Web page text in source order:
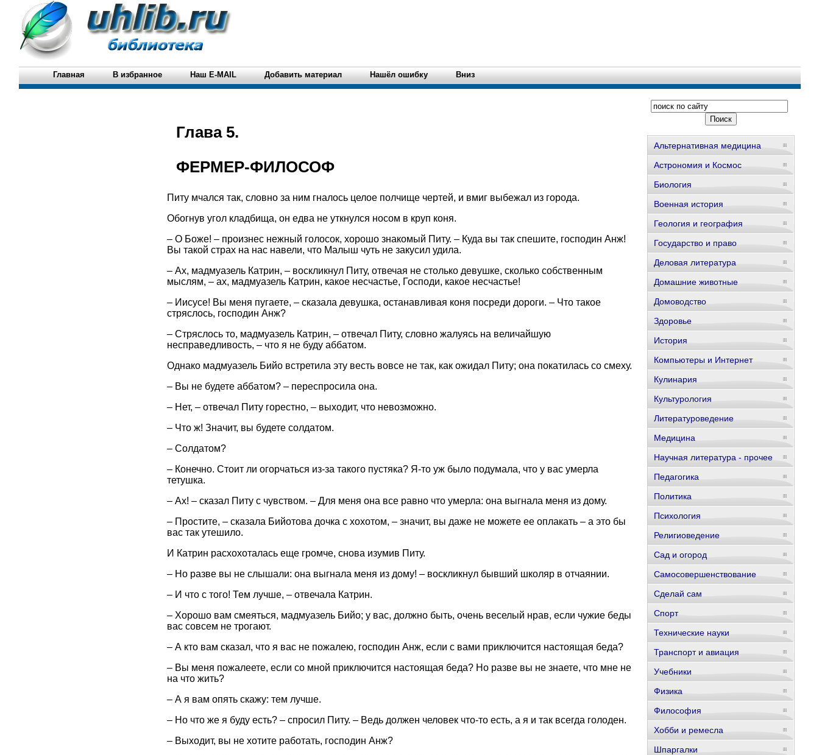
Главная В избранное Наш E-MAIL Добавить материал Нашёл ошибку Вниз
Глава 5.
ФЕРМЕР-ФИЛОСОФ
Питу мчался так, словно за ним гналось целое полчище чертей, и вмиг выбежал из города.
Обогнув угол кладбища, он едва не уткнулся носом в круп коня.
– О Боже! – произнес нежный голосок, хорошо знакомый Питу. – Куда вы так спешите, господин Анж!
Вы такой страх на нас навели, что Малыш чуть не закусил удила.
– Ах, мадмуазель Катрин, – воскликнул Питу, отвечая не столько девушке, сколько собственным
мыслям, – ах, мадмуазель Катрин, какое несчастье, Господи, какое несчастье!
– Иисусе! Вы меня пугаете, – сказала девушка, останавливая коня посреди дороги. – Что такое
стряслось, господин Анж?
– Стряслось то, мадмуазель Катрин, – отвечал Питу, словно жалуясь на величайшую
несправедливость, – что я не буду аббатом.
Однако мадмуазель Бийо встретила эту весть вовсе не так, как ожидал Питу; она покатилась со смеху.
– Вы не будете аббатом? – переспросила она.
– Нет, – отвечал Питу горестно, – выходит, что невозможно.
– Что ж! Значит, вы будете солдатом.
– Солдатом?
– Конечно. Стоит ли огорчаться из-за такого пустяка? Я-то уж было подумала, что у вас умерла
тетушка.
– Ax! – сказал Питу с чувством. – Для меня она все равно что умерла: она выгнала меня из дому.
– Простите, – сказала Бийотова дочка с хохотом, – значит, вы даже не можете ее оплакать – а это бы
вас так утешило.
И Катрин расхохоталась еще громче, снова изумив Питу.
– Но разве вы не слышали: она выгнала меня из дому! – воскликнул бывший школяр в отчаянии.
– И что с того! Тем лучше, – отвечала Катрин.
– Хорошо вам смеяться, мадмуазель Бийо; у вас, должно быть, очень веселый нрав, если чужие беды
вас совсем не трогают.
– А кто вам сказал, что я вас не пожалею, господин Анж, если с вами приключится настоящая беда?
– Вы меня пожалеете, если со мной приключится настоящая беда? Но разве вы не знаете, что мне не
на что жить?
– А я вам опять скажу: тем лучше.
– Но что же я буду есть? – спросил Питу. – Ведь должен человек что-то есть, а я и так всегда голоден.
– Выходит, вы не хотите работать, господин Анж?
Альтернативная медицина
Астрономия и Космос
Биология
Военная история
Геология и география
Государство и право
Деловая литература
Домашние животные
Домоводство
Здоровье
История
Компьютеры и Интернет
Кулинария
Культурология
Литературоведение
Медицина
Научная литература - прочее
Педагогика
Политика
Психология
Религиоведение
Сад и огород
Самосовершенствование
Сделай сам
Спорт
Технические науки
Транспорт и авиация
Учебники
Физика
Философия
Хобби и ремесла
Шпаргалки